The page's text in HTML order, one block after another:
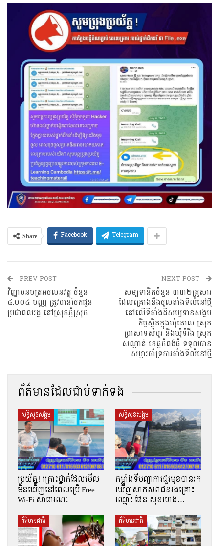
Share Facebook Telegram
PREV POST
វិញ្ញាបនបត្រអចលនវត្ថុ ចំនួន
៤.០០៤ បណ្ណ ត្រូវបានចែកជូន
ប្រជាពលរដ្ឋ នៅស្រុកភ្នំស្រុក
NEXT POST
សម្បទានិកចំនួន ៣៣២គ្រួសារ
ដែលគ្រោងនឹងចូលតាំងទីលំនៅថ្មី
នៅលើទីតាំងដីសម្បទានសង្គម
កិច្ចស្ថិតក្នុងឃុំគោល ស្រុក
ប្រាសាទសំបូរ និងឃុំទំរីង ស្រុក
សណ្ដាន់ ខេត្តកំពង់ធំ ទទួលបាន
សម្ភារគាំទ្រការតាំងទីលំនៅថ្មី
ព័ត៌មានដែលជាប់ទាក់ទង
សន្តិសុខសង្គម
ប្រយ័ត្ន! គ្រោះថ្នាក់ដែលមើល
មិនឃើញនៅពេលប្រើ Free
Wi-Fi សាធារណៈ
សន្តិសុខសង្គម
កម្លាំងទីបញ្ជាការជួរមុខបានរក
ឃើញសាកសពជនរងគ្រោះ
ឈ្មោះ ផែន សុខហេង…
ព័ត៌មានជាតិ ព័ត៌មានជាតិ